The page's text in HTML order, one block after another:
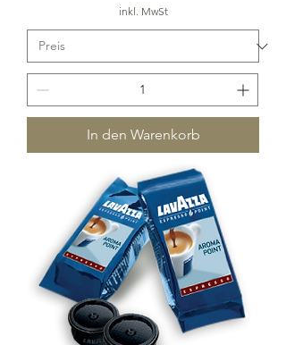
inkl. MwSt
In den Warenkorb